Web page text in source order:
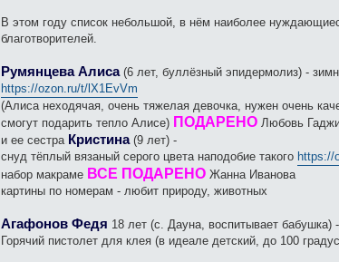
В этом году список небольшой, в нём наиболее
благотворителей.
Румянцева Алиса(6 лет, буллёзный эпидермолиз) -
https://ozon.ru/t/lX1EvVm
(Алиса неходячая, очень тяжелая девочка, нужен очень
смогут подарить тепло Алисе) ПОДАРЕНО Любовь
и ее сестра Кристина(9 лет) -
снуд тёплый вязаный серого цвета наподобие такого https://
набор макраме ВСЕ ПОДАРЕНО Жанна Иванова
картины по номерам - любит природу, животных
Агафонов Федя 18 лет (с. Дауна, воспитывает бабушка) -
Горячий пистолет для клея (в идеале детский, до 100